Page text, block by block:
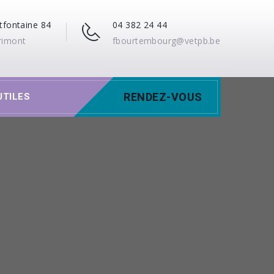
84
04 382 24 44
fbourtembourg@vetpb.be
RENDEZ-VOUS